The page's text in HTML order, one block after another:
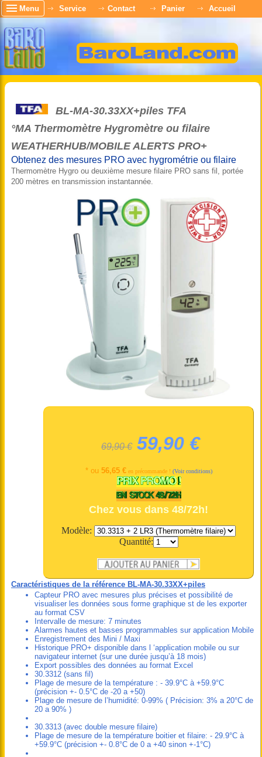
Menu Service Contact Panier Accueil
BL-MA-30.33XX+piles TFA
°MA Thermomètre Hygromètre ou filaire
WEATHERHUB/MOBILE ALERTS PRO+
Obtenez des mesures PRO avec hygrométrie ou filaire
Thermomètre Hygro ou deuxième mesure filaire PRO sans fil, portée
200 mètres en transmission instantannée.
69,90 € 59,90 €
* ou 56,65 €en précommande ! (Voir conditions)
Chez vous dans 48/72h!
Modèle:
Quantité:
Caractéristiques de la référence BL-MA-30.33XX+piles
Capteur PRO avec mesures plus précises et possibilité de
visualiser les données sous forme graphique st de les exporter
au format CSV
Intervalle de mesure: 7 minutes
Alarmes hautes et basses programmables sur application Mobile
Enregistrement des Mini / Maxi
Historique PRO+ disponible dans l ‘application mobile ou sur
navigateur internet (sur une durée jusqu’à 18 mois)
Export possibles des données au format Excel
30.3312 (sans fil)
Plage de mesure de la température : - 39.9°C à +59.9°C
(précision +- 0.5°C de -20 a +50)
Plage de mesure de l’humidité: 0-99% ( Précision: 3% a 20°C de
20 a 90% )
30.3313 (avec double mesure filaire)
Plage de mesure de la température boitier et filaire: - 29.9°C à
+59.9°C (précision +- 0.8°C de 0 a +40 sinon +-1°C)